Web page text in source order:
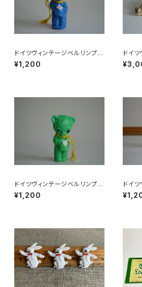
ドイツヴィンテージベルリンプラ
ベア青215
¥1,200
ドイ
小皿b
ドイツヴィンテージベルリンプラ
ベア緑112
¥1,200
ドイ
ベア緑